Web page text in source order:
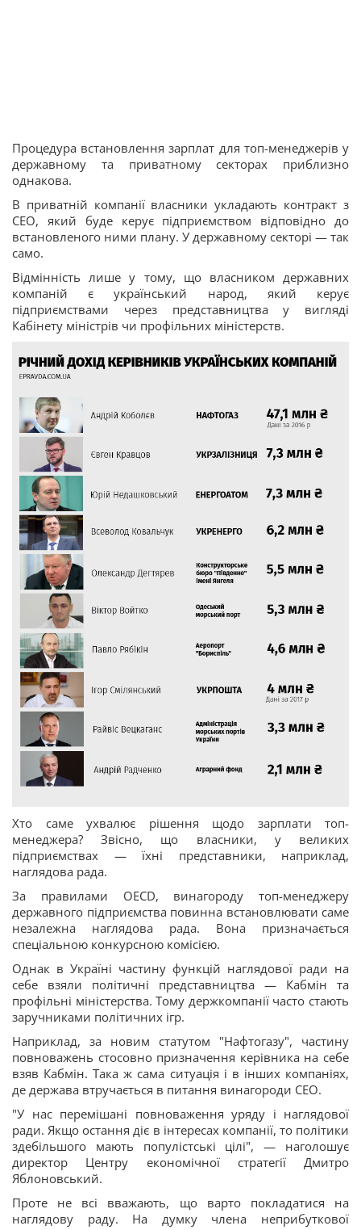
Процедура встановлення зарплат для топ-менеджерів у
державному та приватному секторах приблизно
однакова.
В приватній компанії власники укладають контракт з
СЕО, який буде керує підприємством відповідно до
встановленого ними плану. У державному секторі — так
само.
Відмінність лише у тому, що власником державних
компаній є український народ, який керує
підприємствами через представництва у вигляді
Кабінету міністрів чи профільних міністерств.
Хто саме ухвалює рішення щодо зарплати топ-
менеджера? Звісно, що власники, у великих
підприємствах — їхні представники, наприклад,
наглядова рада.
За правилами OECD, винагороду топ-менеджеру
державного підприємства повинна встановлювати саме
незалежна наглядова рада. Вона призначається
спеціальною конкурсною комісією.
Однак в Україні частину функцій наглядової ради на
себе взяли політичні представництва — Кабмін та
профільні міністерства. Тому держкомпанії часто стають
заручниками політичних ігр.
Наприклад, за новим статутом "Нафтогазу", частину
повноважень стосовно призначення керівника на себе
взяв Кабмін. Така ж сама ситуація і в інших компаніях,
де держава втручається в питання винагороди СЕО.
"У нас перемішані повноваження уряду і наглядової
ради. Якщо остання діє в інтересах компанії, то політики
здебільшого мають популістські цілі", — наголошує
директор Центру економічної стратегії Дмитро
Яблоновський.
Проте не всі вважають, що варто покладатися на
наглядову раду. На думку члена неприбуткової